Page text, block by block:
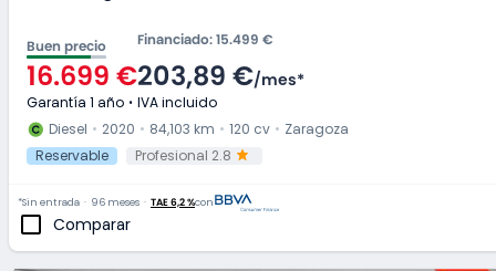
Buen precio
16.699 €
Financiado: 15.499 €
203,89 €/mes*
Garantía 1 año
IVA incluido
Diesel
2020 84,103 km 120 cv
Zaragoza
Reservable
Profesional 2.8
Comparar
*Sin entrada 96 meses TAE 6,2 %con